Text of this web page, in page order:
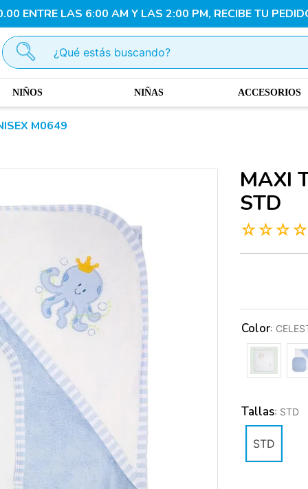
ENTRE LAS 6:00 AM Y LAS 2:00 PM, RECIBE TU
¿Qué estás buscando?
NIÑOS NIÑAS ACCESORIOS
M0649
MAXI
STD
☆☆☆☆
Tallas: STD
STD
Color: